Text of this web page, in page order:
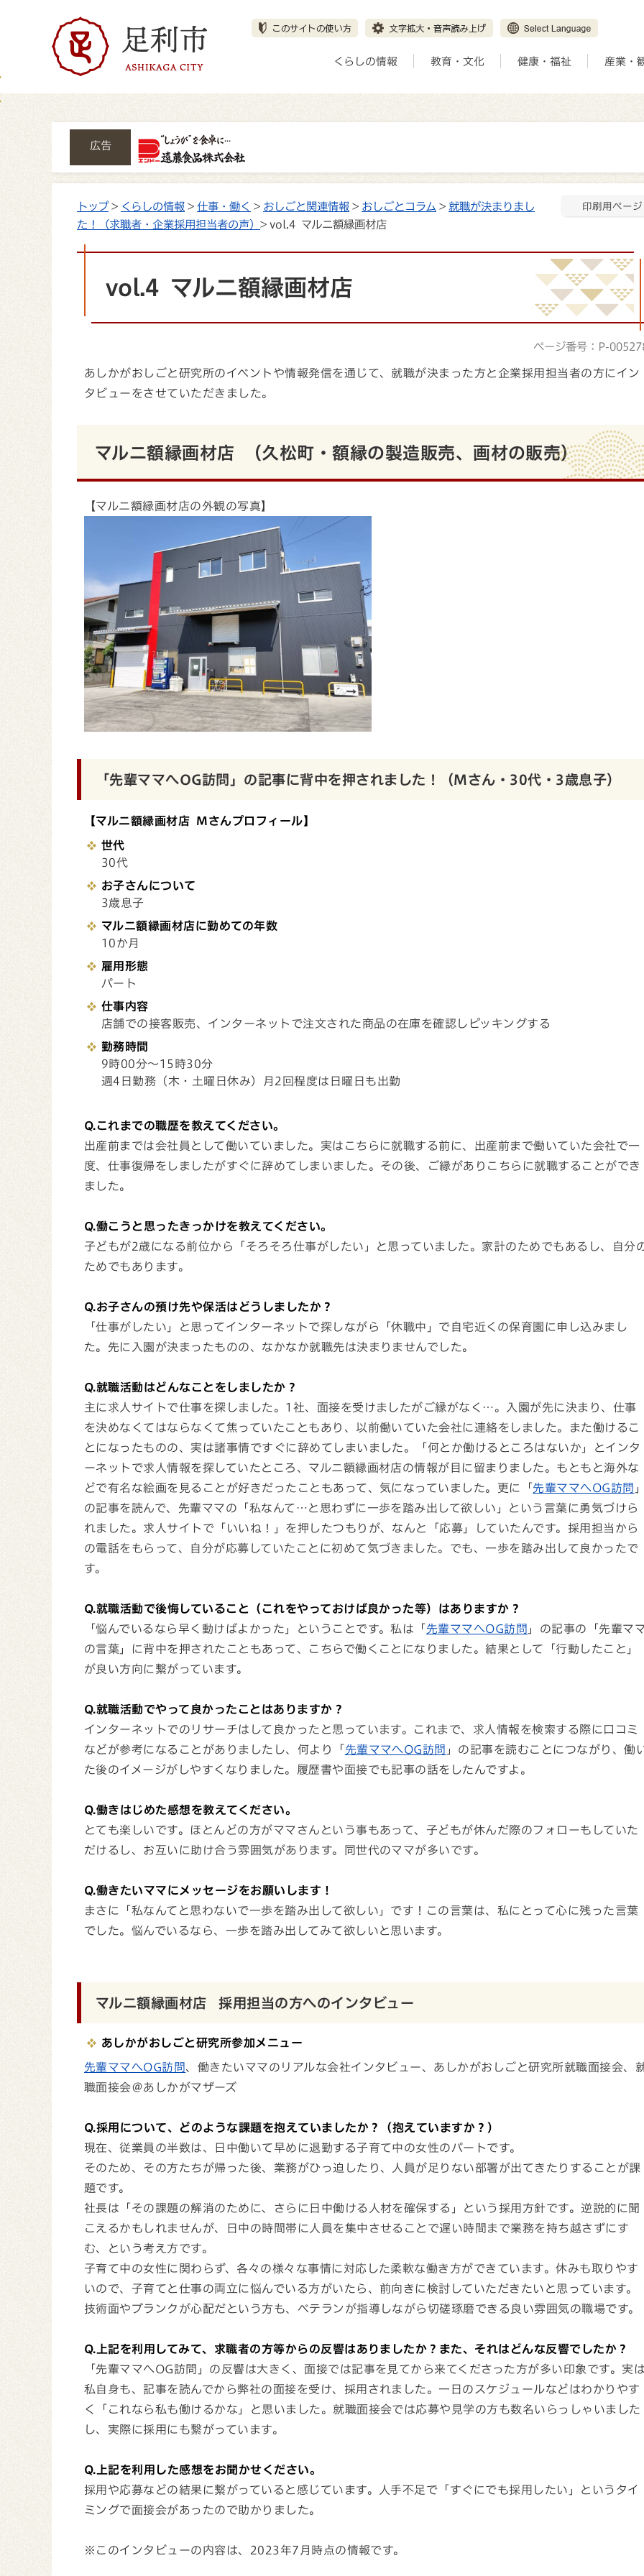
くらしの情報 教育・文化 健康・福祉 産業・
広告
印刷用ページ
トップ> くらしの情報 > 仕事・働く > おしごと関連情報 > おしごとコラム > 就職が決まりまし
た！（求職者・企業採用担当者の声） > vol.4 マルニ額縁画材店
vol.4 マルニ額縁画材店
ページ番号：P-
あしかがおしごと研究所のイベントや情報発信を通じて、就職が決まった方と企業採用担当者の方にイン
タビューをさせていただきました。
マルニ額縁画材店 （久松町・額縁の製造販売、画材の販売）
【マルニ額縁画材店の外観の写真】
「先輩ママへOG訪問」の記事に背中を押されました！（Mさん・30代・3歳息子）
【マルニ額縁画材店 Mさんプロフィール】
世代
30代
お子さんについて
3歳息子
マルニ額縁画材店に勤めての年数
10か月
雇用形態
パート
仕事内容
店舗での接客販売、インターネットで注文された商品の在庫を確認しピッキングする
勤務時間
9時00分～15時30分
週4日勤務（木・土曜日休み）月2回程度は日曜日も出勤
Q.これまでの職歴を教えてください。
出産前までは会社員として働いていました。実はこちらに就職する前に、出産前まで働いていた会社で一
度、仕事復帰をしましたがすぐに辞めてしまいました。その後、ご縁がありこちらに就職することができ
ました。
Q.働こうと思ったきっかけを教えてください。
子どもが2歳になる前位から「そろそろ仕事がしたい」と思っていました。家計のためでもあるし、自分
ためでもあります。
Q.お子さんの預け先や保活はどうしましたか？
「仕事がしたい」と思ってインターネットで探しながら「休職中」で自宅近くの保育園に申し込みまし
た。先に入園が決まったものの、なかなか就職先は決まりませんでした。
Q.就職活動はどんなことをしましたか？
主に求人サイトで仕事を探しました。1社、面接を受けましたがご縁がなく…。入園が先に決まり、仕事
を決めなくてはならなくて焦っていたこともあり、以前働いていた会社に連絡をしました。また働けるこ
とになったものの、実は諸事情ですぐに辞めてしまいました。「何とか働けるところはないか」とインタ
ーネットで求人情報を探していたところ、マルニ額縁画材店の情報が目に留まりました。もともと海外な
どで有名な絵画を見ることが好きだったこともあって、気になっていました。更に「 先輩ママへOG訪問
の記事を読んで、先輩ママの「私なんて…と思わずに一歩を踏み出して欲しい」という言葉に勇気づけら
れました。求人サイトで「いいね！」を押したつもりが、なんと「応募」していたんです。採用担当から
の電話をもらって、自分が応募していたことに初めて気づきました。でも、一歩を踏み出して良かったで
す。
Q.就職活動で後悔していること（これをやっておけば良かった等）はありますか？
「悩んでいるなら早く動けばよかった」ということです。私は「 先輩ママへOG訪問 」の記事の「先輩マ
の言葉」に背中を押されたこともあって、こちらで働くことになりました。結果として「行動したこと」
が良い方向に繋がっています。
Q.就職活動でやって良かったことはありますか？
インターネットでのリサーチはして良かったと思っています。これまで、求人情報を検索する際に口コミ
などが参考になることがありましたし、何より「 先輩ママへOG訪問 」の記事を読むことにつながり、働
た後のイメージがしやすくなりました。履歴書や面接でも記事の話をしたんですよ。
Q.働きはじめた感想を教えてください。
とても楽しいです。ほとんどの方がママさんという事もあって、子どもが休んだ際のフォローもしていた
だけるし、お互いに助け合う雰囲気があります。同世代のママが多いです。
Q.働きたいママにメッセージをお願いします！
まさに「私なんてと思わないで一歩を踏み出して欲しい」です！この言葉は、私にとって心に残った言葉
でした。悩んでいるなら、一歩を踏み出してみて欲しいと思います。
マルニ額縁画材店 採用担当の方へのインタビュー
あしかがおしごと研究所参加メニュー
先輩ママへOG訪問、働きたいママのリアルな会社インタビュー、あしかがおしごと研究所就職面接会、
職面接会＠あしかがマザーズ
Q.採用について、どのような課題を抱えていましたか？（抱えていますか？）
現在、従業員の半数は、日中働いて早めに退勤する子育て中の女性のパートです。
そのため、その方たちが帰った後、業務がひっ迫したり、人員が足りない部署が出てきたりすることが課
題です。
社長は「その課題の解消のために、さらに日中働ける人材を確保する」という採用方針です。逆説的に聞
こえるかもしれませんが、日中の時間帯に人員を集中させることで遅い時間まで業務を持ち越さずにす
む、という考え方です。
子育て中の女性に関わらず、各々の様々な事情に対応した柔軟な働き方ができています。休みも取りやす
いので、子育てと仕事の両立に悩んでいる方がいたら、前向きに検討していただきたいと思っています。
技術面やブランクが心配だという方も、ベテランが指導しながら切磋琢磨できる良い雰囲気の職場です。
Q.上記を利用してみて、求職者の方等からの反響はありましたか？また、それはどんな反響でしたか？
「先輩ママへOG訪問」の反響は大きく、面接では記事を見てから来てくださった方が多い印象です。実
私自身も、記事を読んでから弊社の面接を受け、採用されました。一日のスケジュールなどはわかりやす
く「これなら私も働けるかな」と思いました。就職面接会では応募や見学の方も数名いらっしゃいました
し、実際に採用にも繋がっています。
Q.上記を利用した感想をお聞かせください。
採用や応募などの結果に繋がっていると感じています。人手不足で「すぐにでも採用したい」というタイ
ミングで面接会があったので助かりました。
※このインタビューの内容は、2023年7月時点の情報です。